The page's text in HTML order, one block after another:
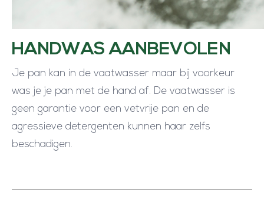
HANDWAS AANBEVOLEN
Je pan kan in de vaatwasser maar bij voorkeur
was je je pan met de hand af. De vaatwasser is
geen garantie voor een vetvrije pan en de
agressieve detergenten kunnen haar zelfs
beschadigen.